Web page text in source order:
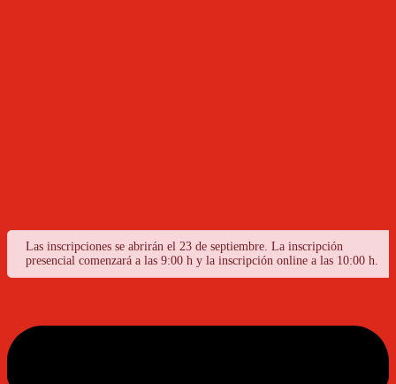
Las inscripciones se abrirán el 23 de septiembre. La inscripción
presencial comenzará a las 9:00 h y la inscripción online a las 10:00 h.